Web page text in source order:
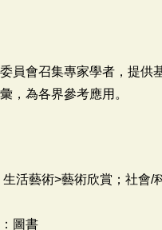
員會召集專家學者，提供
，為各界參考應用。
活藝術>藝術欣賞；社會/
圖書